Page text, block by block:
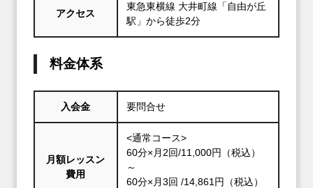
アクセス
東急東横線 大井町線「自由が丘
駅」から徒歩2分
料金体系
入会金 要問合せ
月額レッスン
費用
<通常コース>
60分×月2回/11,000円（税込）
～
60分×月3回 /14,861円（税込）